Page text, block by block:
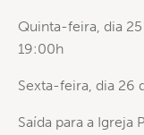
Quinta-feira, dia
19:00h
Sexta-feira, dia 26
Saída para a Igreja